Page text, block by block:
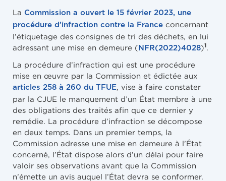
La Commission a ouvert le 15 février 2023, une
procédure d’infraction contre la France concernant
l’étiquetage des consignes de tri des déchets, en lui
adressant une mise en demeure ( NFR(2022)4028)1
La procédure d’infraction qui est une procédure
mise en œuvre par la Commission et édictée aux
articles 258 à 260 du TFUE , vise à faire constater
par la CJUE le manquement d’un État membre à une
des obligations des traités afin que ce dernier y
remédie. La procédure d’infraction se décompose
en deux temps. Dans un premier temps, la
Commission adresse une mise en demeure à l’État
concerné, l’État dispose alors d’un délai pour faire
valoir ses observations avant que la Commission
n’émette un avis auquel l’État devra se conformer.